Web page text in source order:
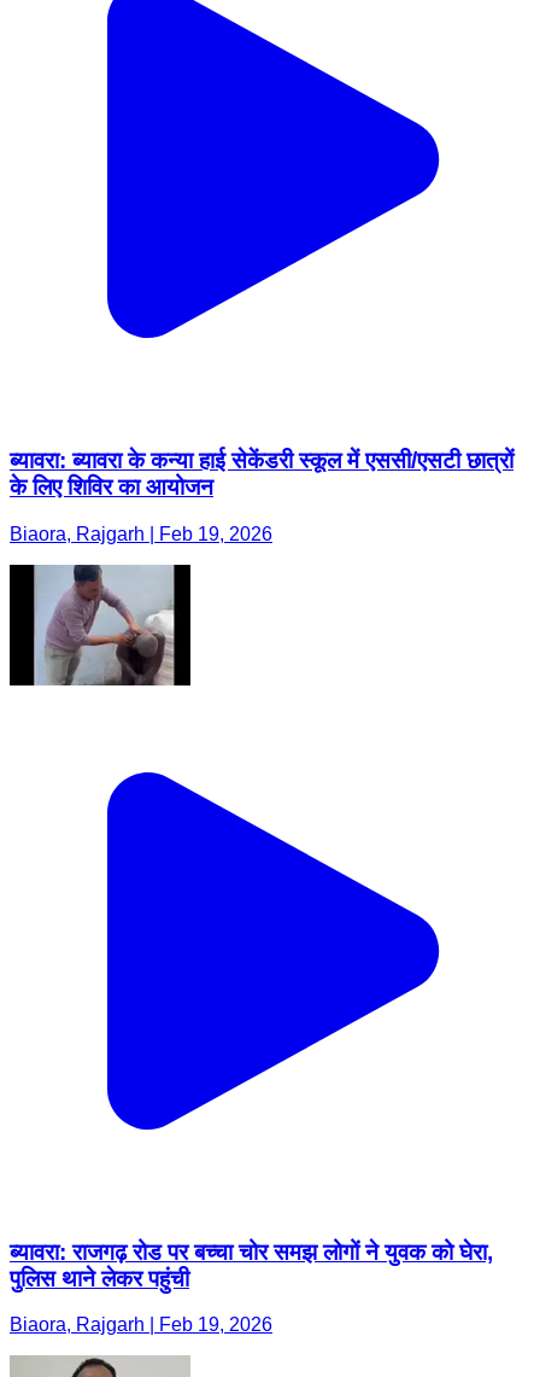
ब्यावरा: ब्यावरा के कन्या हाई सेकेंडरी स्कूल में एससी/एसटी छात्रों
के लिए शिविर का आयोजन
Biaora, Rajgarh | Feb 19, 2026
ब्यावरा: राजगढ़ रोड पर बच्चा चोर समझ लोगों ने युवक को घेरा,
पुलिस थाने लेकर पहुंची
Biaora, Rajgarh | Feb 19, 2026